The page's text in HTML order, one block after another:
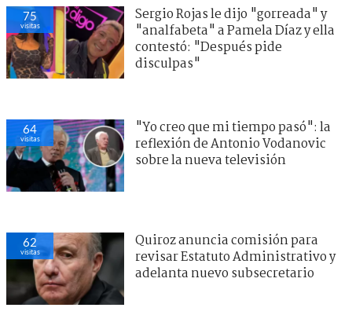
75
visitas
Sergio Rojas le dijo "gorreada" y
"analfabeta" a Pamela Díaz y ella
contestó: "Después pide
disculpas"
64
visitas
"Yo creo que mi tiempo pasó": la
reflexión de Antonio Vodanovic
sobre la nueva televisión
51
visitas
Detienen a empresario acusado de
millonario fraude en Puerto
Montt: estaba en las oficinas del SII